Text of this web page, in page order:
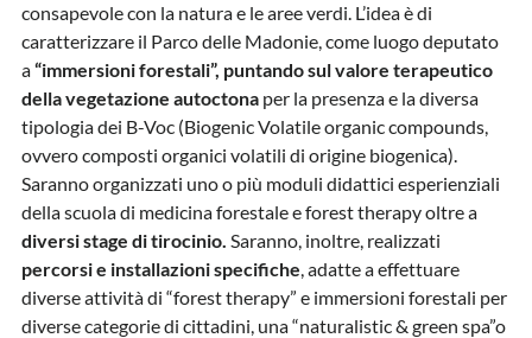
consapevole con la natura e le aree verdi. L’idea è di
caratterizzare il Parco delle Madonie, come luogo deputato
a“immersioni forestali”, puntando sul valore terapeutico
della vegetazione autoctonaper la presenza e la diversa
tipologia dei B-Voc (Biogenic Volatile organic compounds,
ovvero composti organici volatili di origine biogenica).
Saranno organizzati uno o più moduli didattici esperienziali
della scuola di medicina forestale e forest therapy oltre a
diversi stage di tirocinio. Saranno, inoltre, realizzati
percorsi e installazioni specifiche, adatte a effettuare
diverse attività di “forest therapy” e immersioni forestali per
diverse categorie di cittadini, una “naturalistic & green spa”o